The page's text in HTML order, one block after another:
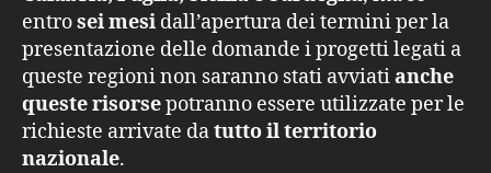
entrosei mesi dall’apertura dei termini per la
presentazione delle domande i progetti legati a
queste regioni non saranno stati avviatianche
queste risorsepotranno essere utilizzate per le
richieste arrivate datutto il territorio
nazionale.